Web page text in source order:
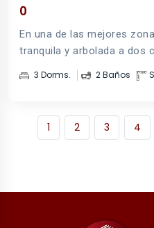
0
En una de las mejores
tranquila y arbolada a dos
3 Dorms. 2 Baños
1 2 3 4